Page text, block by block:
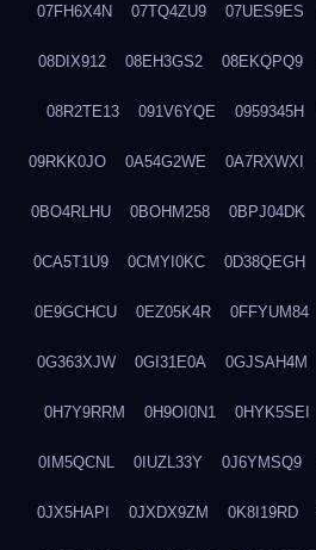
07FH6X4N 07TQ4ZU9 07UES9ES
08DIX912 08EH3GS2 08EKQPQ9
08R2TE13 091V6YQE 0959345H
09RKK0JO 0A54G2WE 0A7RXWXI
0BO4RLHU 0BOHM258 0BPJ04DK
0CA5T1U9 0CMYI0KC 0D38QEGH
0E9GCHCU 0EZ05K4R 0FFYUM84
0G363XJW 0GI31E0A 0GJSAH4M
0H7Y9RRM 0H9OI0N1 0HYK5SEI
0IM5QCNL 0IUZL33Y 0J6YMSQ9
0JX5HAPI 0JXDX9ZM 0K8I19RD